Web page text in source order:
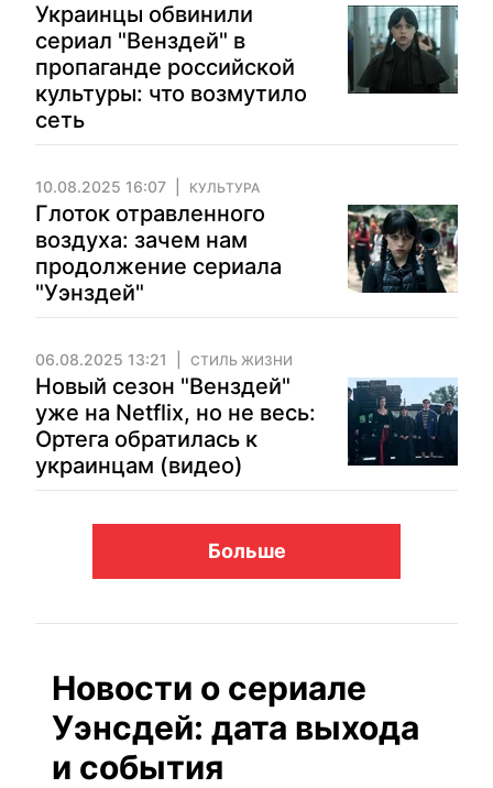
Украинцы обвинили
сериал "Венздей" в
пропаганде российской
культуры: что возмутило
сеть
10.08.2025 16:07 КУЛЬТУРА
Глоток отравленного
воздуха: зачем нам
продолжение сериала
"Уэнздей"
06.08.2025 13:21 СТИЛЬ ЖИЗНИ
Новый сезон "Венздей"
уже на Netflix, но не весь:
Ортега обратилась к
украинцам (видео)
Больше
Новости о сериале
Уэнсдей: дата выхода
и события